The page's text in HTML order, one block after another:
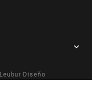

Leubur Diseño